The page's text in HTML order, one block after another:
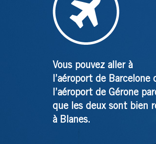
Vous pouvez aller à
l’aéroport de Barcelone
l’aéroport de Gérone
que les deux sont bien
à Blanes.